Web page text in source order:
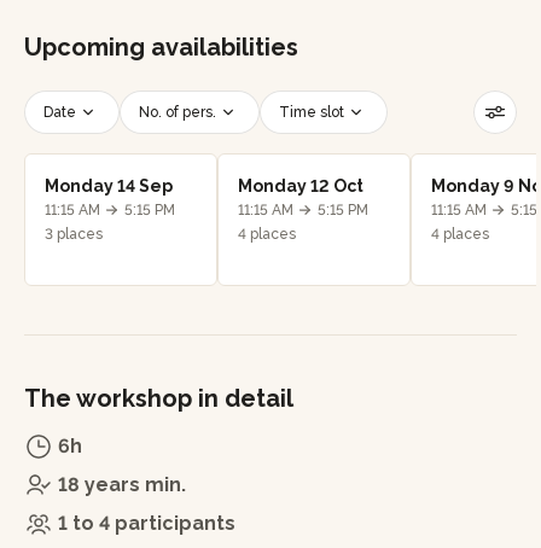
Upcoming availabilities
Date No. of pers. Time slot
Reset filters
Monday 14 Sep
11:15 AM
5:15 PM
3 places
Monday 12 Oct
11:15 AM
5:15 PM
4 places
Monday 9
11:15 AM
5:15
4 places
The workshop in detail
6h
18 years min.
1 to 4 participants